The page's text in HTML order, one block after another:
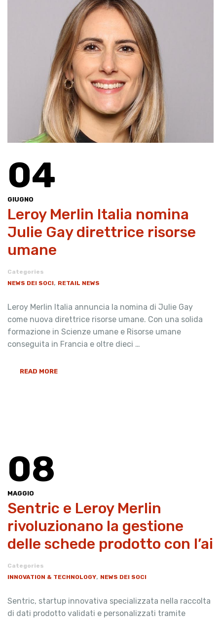
04
GIUGNO
Leroy Merlin Italia nomina
Julie Gay direttrice risorse
umane
Categories
NEWS DEI SOCI, RETAIL NEWS
Leroy Merlin Italia annuncia la nomina di Julie Gay
come nuova direttrice risorse umane. Con una solida
formazione in Scienze umane e Risorse umane
conseguita in Francia e oltre dieci …
READ MORE
08
MAGGIO
Sentric e Leroy Merlin
rivoluzionano la gestione
delle schede prodotto con l’ai
Categories
INNOVATION & TECHNOLOGY, NEWS DEI SOCI
Sentric, startup innovativa specializzata nella raccolta
di dati prodotto validati e personalizzati tramite